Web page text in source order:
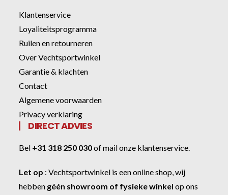
Klantenservice
Loyaliteitsprogramma
Ruilen en retourneren
Over Vechtsportwinkel
Garantie & klachten
Contact
Algemene voorwaarden
Privacy verklaring
DIRECT ADVIES
Bel +31 318 250 030ofmail onze klantenservice.
Let op :Vechtsportwinkel is een online shop, wij
hebben géén showroom of fysieke winkel op ons